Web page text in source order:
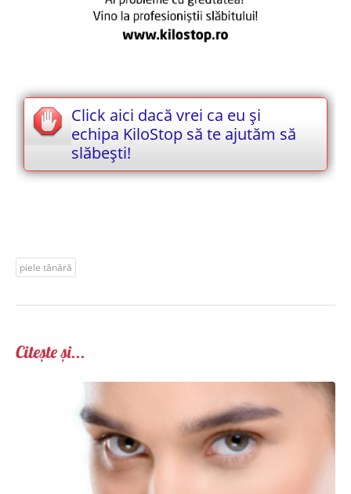
Click aici dacă vrei ca eu și
echipa KiloStop să te ajutăm să
slăbești!
piele tânără
Citește și...